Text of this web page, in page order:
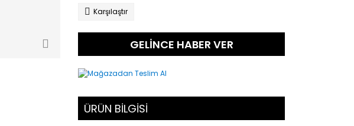
Karşılaştır
GELİNCE HABER VER
ÜRÜN BİLGİSİ